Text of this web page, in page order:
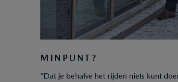
MINPUNT?
“Dat je behalve het rijden niets kunt